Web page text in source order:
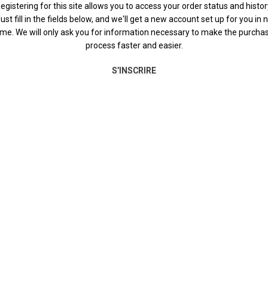
for this site allows you to access your order status and
fill in the fields below, and we'll get a new account set up for you in
We will only ask you for information necessary to make the
process faster and easier.
S’INSCRIRE